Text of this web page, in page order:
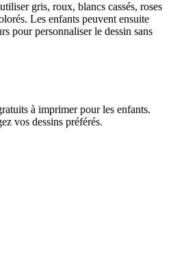
gris, roux, blancs cassés, roses
Les enfants peuvent ensuite
pour personnaliser le dessin sans
à imprimer pour les enfants.
vos dessins préférés.